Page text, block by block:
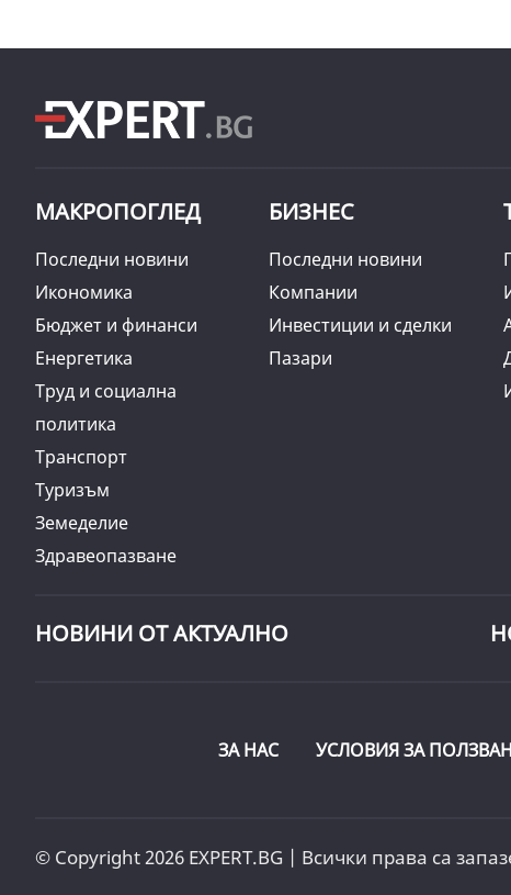
МАКРОПОГЛЕД
Последни новини
Икономика
Бюджет и финанси
Енергетика
Труд и социална
политика
Транспорт
Туризъм
Земеделие
Здравеопазване
БИЗНЕС
Последни новини
Компании
Инвестиции и сделки
Пазари
НОВИНИ ОТ АКТУАЛНО
ЗА НАС УСЛОВИЯ ЗА
© Copyright 2026 EXPERT.BG | Всички права са